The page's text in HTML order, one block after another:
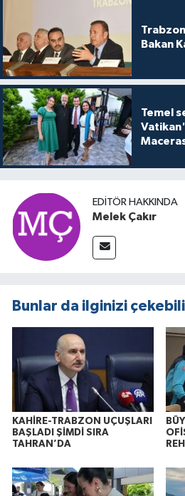
Bakan
Temel
EDITÖR HAKKINDA
Melek Çakır
Bunlar da ilginizi
KAHİRE-TRABZON UÇUŞLARI
BAŞLADI ŞİMDİ SIRA
TAHRAN’DA